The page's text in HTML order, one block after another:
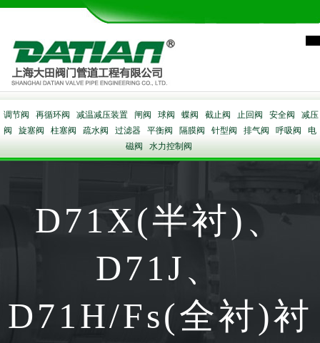
调节阀 再循环阀 减温减压装置 闸阀 球阀 蝶阀 截止阀 止回阀 安全阀
减压
阀
旋塞阀 柱塞阀 疏水阀 过滤器 平衡阀 隔膜阀 针型阀 排气阀 呼吸阀
电
磁阀
水力控制阀
D71X(半衬)、
D71J、
D71H/Fs(全衬)衬